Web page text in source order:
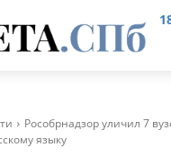
Рособрнадзор уличил 7
языку